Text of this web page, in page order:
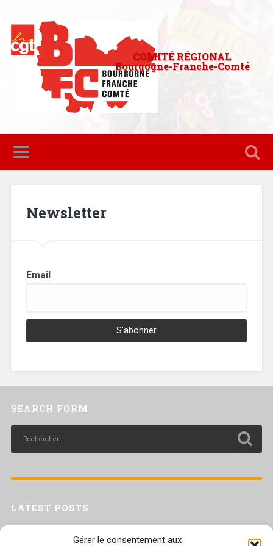
Gérer le consentement aux
COMITÉ RÉGIONAL
Bourgogne-Franche-Comté
Newsletter
Email
SEARCH FORM
LATEST POSTS